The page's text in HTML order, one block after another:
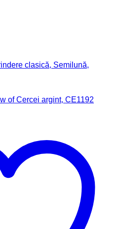
clasică, Semilună,